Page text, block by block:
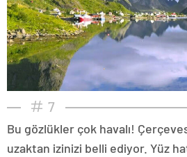
7
Bu gözlükler çok havalı!
uzaktan izinizi belli ediyor. Yüz